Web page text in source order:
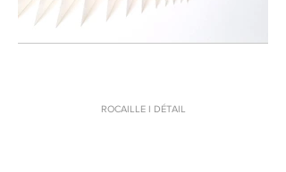
ROCAILLE I DÉTAIL